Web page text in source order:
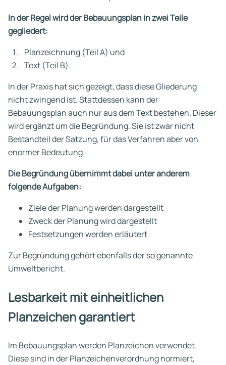
In der Regel wird der Bebauungsplan in zwei Teile
gegliedert:
Planzeichnung (Teil A) und
Text (Teil B).
In der Praxis hat sich gezeigt, dass diese Gliederung
nicht zwingend ist. Stattdessen kann der
Bebauungsplan auch nur aus dem Text bestehen. Dieser
wird ergänzt um die Begründung. Sie ist zwar nicht
Bestandteil der Satzung, für das Verfahren aber von
enormer Bedeutung.
Die Begründung übernimmt dabei unter anderem
folgende Aufgaben:
Ziele der Planung werden dargestellt
Zweck der Planung wird dargestellt
Festsetzungen werden erläutert
Zur Begründung gehört ebenfalls der so genannte
Umweltbericht.
Lesbarkeit mit einheitlichen
Planzeichen garantiert
Im Bebauungsplan werden Planzeichen verwendet.
Diese sind in der Planzeichenverordnung normiert,